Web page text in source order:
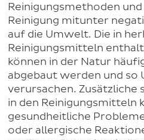
Reinigungsmethoden
Reinigung mitunter
auf die Umwelt. Die in
Reinigungsmitteln
können in der Natur
abgebaut werden und so
verursachen.
in den Reinigungsmitteln
gesundheitliche
oder allergische